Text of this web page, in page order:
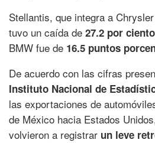
Stellantis, que integra a
tuvo un caída de 27.2 por
BMW fue de 16.5 puntos
De acuerdo con las cifras
Instituto Nacional de
las exportaciones de
de México hacia Estados
volvieron a registrar un leve